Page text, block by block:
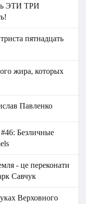
ЭТИ ТРИ
пятнадцать
жира, которых
Павленко
Безличные
- це переконати
Савчук
Верховного